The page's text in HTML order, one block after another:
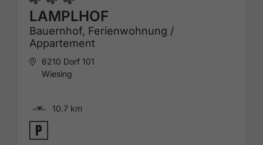
LAMPLHOF
Bauernhof, Ferienwohnung /
Appartement
6210 Dorf 101
Wiesing
🅐 10.7 km
🐈